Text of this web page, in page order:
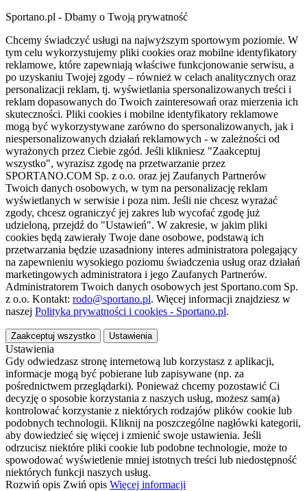
Sportano.pl - Dbamy o Twoją prywatność
Chcemy świadczyć usługi na najwyższym sportowym poziomie. W
tym celu wykorzystujemy pliki cookies oraz mobilne identyfikatory
reklamowe, które zapewniają właściwe funkcjonowanie serwisu, a
po uzyskaniu Twojej zgody – również w celach analitycznych oraz
personalizacji reklam, tj. wyświetlania spersonalizowanych treści i
reklam dopasowanych do Twoich zainteresowań oraz mierzenia ich
skuteczności. Pliki cookies i mobilne identyfikatory reklamowe
mogą być wykorzystywane zarówno do spersonalizowanych, jak i
niespersonalizowanych działań reklamowych - w zależności od
wyrażonych przez Ciebie zgód. Jeśli klikniesz "Zaakceptuj
wszystko", wyrazisz zgodę na przetwarzanie przez
SPORTANO.COM Sp. z o.o. oraz jej Zaufanych Partnerów
Twoich danych osobowych, w tym na personalizację reklam
wyświetlanych w serwisie i poza nim. Jeśli nie chcesz wyrażać
zgody, chcesz ograniczyć jej zakres lub wycofać zgodę już
udzieloną, przejdź do "Ustawień". W zakresie, w jakim pliki
cookies będą zawierały Twoje dane osobowe, podstawą ich
przetwarzania będzie uzasadniony interes administratora polegający
na zapewnieniu wysokiego poziomu świadczenia usług oraz działań
marketingowych administratora i jego Zaufanych Partnerów.
Administratorem Twoich danych osobowych jest Sportano.com Sp.
z o.o. Kontakt: rodo@sportano.pl. Więcej informacji znajdziesz w
naszej Polityka prywatności i cookies - Sportano.pl.
Zaakceptuj wszystko Ustawienia
Ustawienia
Gdy odwiedzasz stronę internetową lub korzystasz z aplikacji,
informacje mogą być pobierane lub zapisywane (np. za
pośrednictwem przeglądarki). Ponieważ chcemy pozostawić Ci
decyzję o sposobie korzystania z naszych usług, możesz sam(a)
kontrolować korzystanie z niektórych rodzajów plików cookie lub
podobnych technologii. Kliknij na poszczególne nagłówki kategorii,
aby dowiedzieć się więcej i zmienić swoje ustawienia. Jeśli
odrzucisz niektóre pliki cookie lub podobne technologie, może to
spowodować wyświetlenie mniej istotnych treści lub niedostępność
niektórych funkcji naszych usług.
Rozwiń opis Zwiń opis Więcej informacji